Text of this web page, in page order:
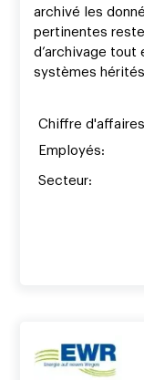
archivé les
pertinentes
d’archivage tout
systèmes
Chiffre
Employés:
Secteur: